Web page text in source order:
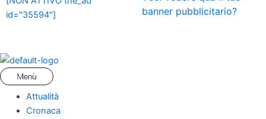
id="35594"]
banner pubblicitario?
Attualità
Cronaca